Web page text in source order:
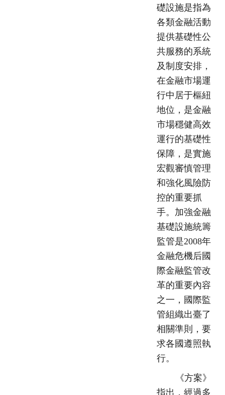
礎設施是指為
各類金融活動
提供基礎性公
共服務的系統
及制度安排，
在金融市場運
行中居于樞紐
地位，是金融
市場穩健高效
運行的基礎性
保障，是實施
宏觀審慎管理
和強化風險防
控的重要抓
手。加強金融
基礎設施統籌
監管是2008年
金融危機后國
際金融監管改
革的重要內容
之一，國際監
管組織出臺了
相關準則，要
求各國遵照執
行。
《方案》
指出，經過多